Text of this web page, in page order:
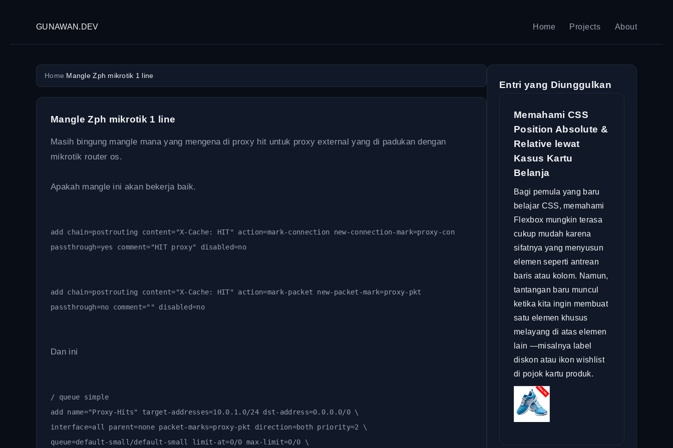
GUNAWAN.DEV Home Projects About
Home Mangle Zph mikrotik 1 line
Mangle Zph mikrotik 1 line
Masih bingung mangle mana yang mengena di proxy hit untuk proxy external yang di padukan dengan
mikrotik router os.
Apakah mangle ini akan bekerja baik.
add chain=postrouting content="X-Cache: HIT" action=mark-connection new-connection-mark=proxy-con
passthrough=yes comment="HIT proxy" disabled=no
add chain=postrouting content="X-Cache: HIT" action=mark-packet new-packet-mark=proxy-pkt
passthrough=no comment="" disabled=no
Dan ini
/ queue simple
add name="Proxy-Hits" target-addresses=10.0.1.0/24 dst-address=0.0.0.0/0 \
interface=all parent=none packet-marks=proxy-pkt direction=both priority=2 \
queue=default-small/default-small limit-at=0/0 max-limit=0/0 \
Entri yang Diunggulkan
Memahami CSS
Position Absolute &
Relative lewat
Kasus Kartu
Belanja
Bagi pemula yang baru
belajar CSS, memahami
Flexbox mungkin terasa
cukup mudah karena
sifatnya yang menyusun
elemen seperti antrean
baris atau kolom. Namun,
tantangan baru muncul
ketika kita ingin membuat
satu elemen khusus
melayang di atas elemen
lain —misalnya label
diskon atau ikon wishlist
di pojok kartu produk.